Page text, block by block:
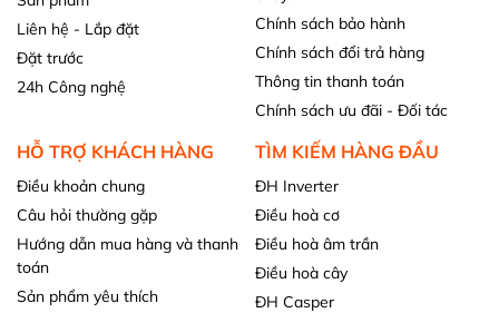
Liên hệ - Lắp đặt
Đặt trước
24h Công nghệ
Chính sách bảo hành
Chính sách đổi trả hàng
Thông tin thanh toán
Chính sách ưu đãi - Đối tác
HỖ TRỢ KHÁCH HÀNG
Điều khoản chung
Câu hỏi thường gặp
Hướng dẫn mua hàng và thanh
toán
Sản phẩm yêu thích
TÌM KIẾM HÀNG ĐẦU
ĐH Inverter
Điều hoà cơ
Điều hoà âm trần
Điều hoà cây
ĐH Casper